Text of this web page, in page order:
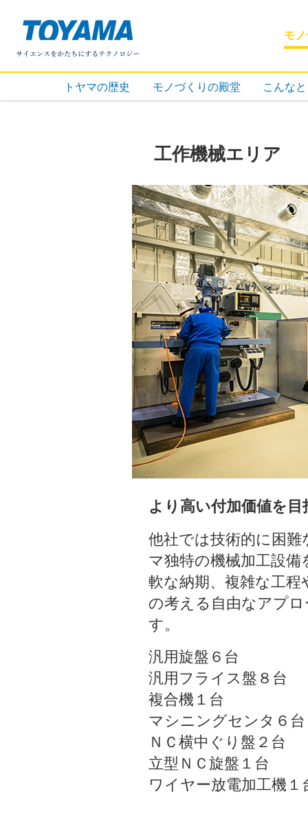
モ
トヤマの歴史 モノづくりの殿堂 こんな
工作機械エリア
より高い付加価値を
他社では技術的に困
マ独特の機械加工設
軟な納期、複雑な工
の考える自由なアプ
す。
汎用旋盤６台
汎用フライス盤８台
複合機１台
マシニングセンタ６台
ＮＣ横中ぐり盤２台
立型ＮＣ旋盤１台
ワイヤー放電加工機１